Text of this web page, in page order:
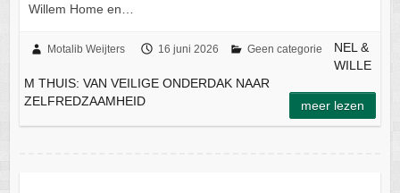
Willem Home en…
Motalib Weijters 16 juni 2026 Geen categorie
NEL &
WILLE
M THUIS: VAN VEILIGE ONDERDAK NAAR
ZELFREDZAAMHEID
meer lezen